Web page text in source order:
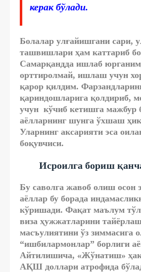
керак бўлади.
Болалар улғайишгани сари,
ташвишлари ҳам каттариб
Самарқандда ишлаб
орттиролмай, ишлаш учун
қарор қилдим.
қариндошларига қолдириб,
учун кўчиб кетишга мажбур
аёлларнинг шунга ўхшаш
Уларнинг аксарияти эса
боқувчиси.
Исроилга бориш
Бу саволга жавоб олиш осон
аёллар бу борада
кўришади. Фақат маълум
виза ҳужжатларини
масъулиятини ўз зиммасига
“ишбилармонлар” борлиги
Айтилишича, «Жўнатиш»
АҚШ доллари атрофида